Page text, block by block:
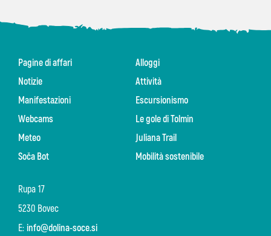
Rupa 17
5230 Bovec
E: info@dolina-soce.si
Pagine di affari
Notizie
Manifestazioni
Webcams
Meteo
Soča Bot
Alloggi
Attività
Escursionismo
Le gole di Tolmin
Juliana Trail
Mobilità sostenibile